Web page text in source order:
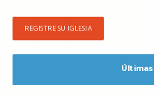
REGISTRE SU IGLESIA